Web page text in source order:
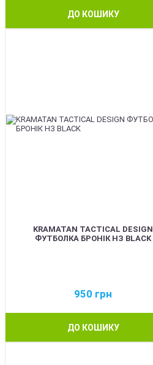
ДО КОШИКУ
KRAMATAN TACTICAL DESIGN
ФУТБОЛКА БРОНІК НЗ BLACK
950 грн
ДО КОШИКУ